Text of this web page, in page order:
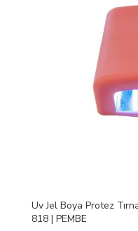
Uv Jel Boya Protez
818 | PEMBE